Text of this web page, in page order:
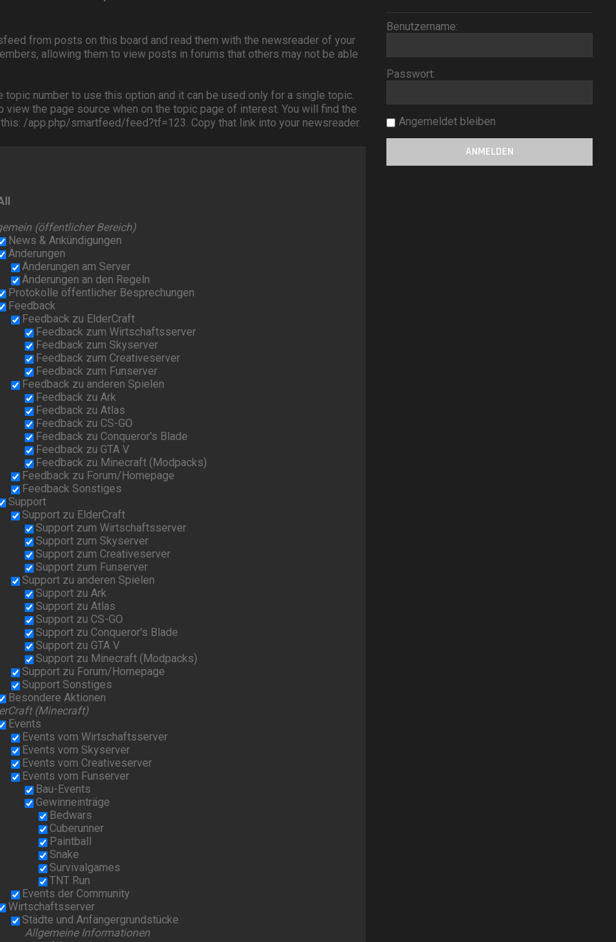
from posts on this board and read them with the newsreader of your
allowing them to view posts in forums that others may not be able
number to use this option and it can be used only for a single topic.
the page source when on the topic page of interest. You will find the
/app.php/smartfeed/feed?tf=123. Copy that link into your newsreader.
(öffentlicher Bereich)
News & Ankündigungen
Änderungen
Änderungen am Server
Änderungen an den Regeln
Protokolle öffentlicher Besprechungen
Feedback
Feedback zu ElderCraft
Feedback zum Wirtschaftsserver
Feedback zum Skyserver
Feedback zum Creativeserver
Feedback zum Funserver
Feedback zu anderen Spielen
Feedback zu Ark
Feedback zu Atlas
Feedback zu CS-GO
Feedback zu Conqueror's Blade
Feedback zu GTA V
Feedback zu Minecraft (Modpacks)
Feedback zu Forum/Homepage
Feedback Sonstiges
Support
Support zu ElderCraft
Support zum Wirtschaftsserver
Support zum Skyserver
Support zum Creativeserver
Support zum Funserver
Support zu anderen Spielen
Support zu Ark
Support zu Atlas
Support zu CS-GO
Support zu Conqueror's Blade
Support zu GTA V
Support zu Minecraft (Modpacks)
Support zu Forum/Homepage
Support Sonstiges
Besondere Aktionen
(Minecraft)
Events
Events vom Wirtschaftsserver
Events vom Skyserver
Events vom Creativeserver
Events vom Funserver
Bau-Events
Gewinneinträge
Bedwars
Cuberunner
Paintball
Snake
Survivalgames
TNT Run
Events der Community
Wirtschaftsserver
Städte und Anfängergrundstücke
Allgemeine Informationen
Benutzername:
Passwort:
Angemeldet bleiben